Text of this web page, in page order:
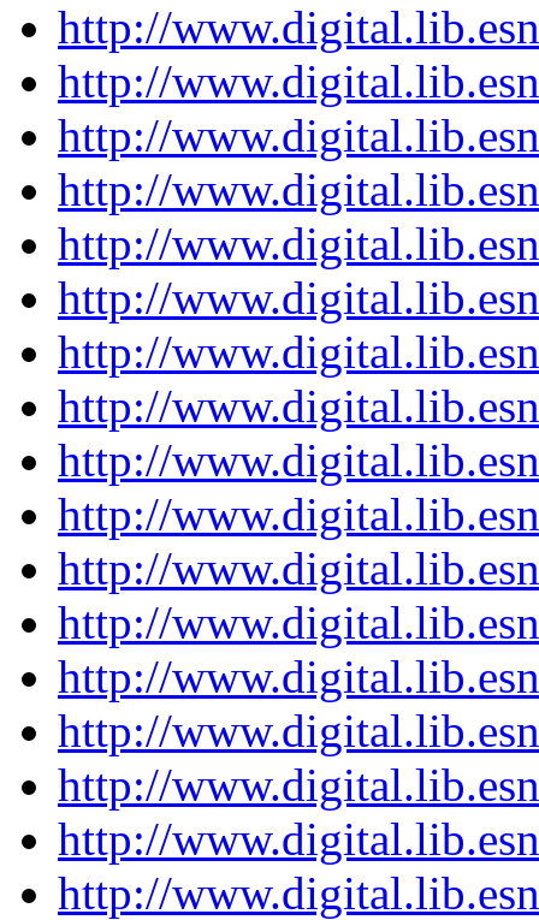
http://
http://
http://
http://
http://
http://
http://
http://
http://
http://
http://
http://
http://
http://
http://
http://
http://